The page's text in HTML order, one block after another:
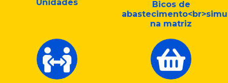
Unidades
Bicos de
na matriz